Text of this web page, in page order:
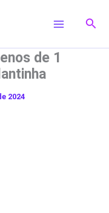
de 1
2024